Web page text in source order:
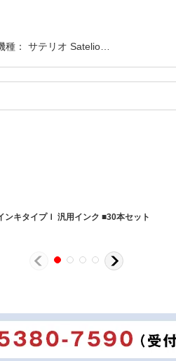
種： サテリオ Satelio…
ンキタイプＩ 汎用インク ■30本セット